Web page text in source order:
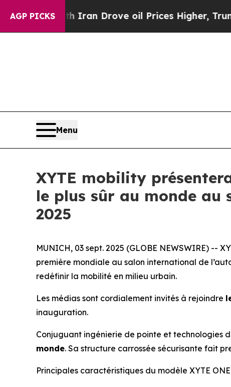
AGP PICKS
With Iran Drove oil Prices Higher, Trump
Menu
XYTE mobility
le plus sûr au monde
2025
MUNICH, 03 sept. 2025 (GLOBE NEWSWIRE) --
première mondiale au salon international de
redéfinir la mobilité en milieu urbain.
Les médias sont cordialement invités à rejoindre
inauguration.
Conjuguant ingénierie de pointe et technologies
monde. Sa structure carrossée sécurisante fait
Principales caractéristiques du modèle XYTE ONE